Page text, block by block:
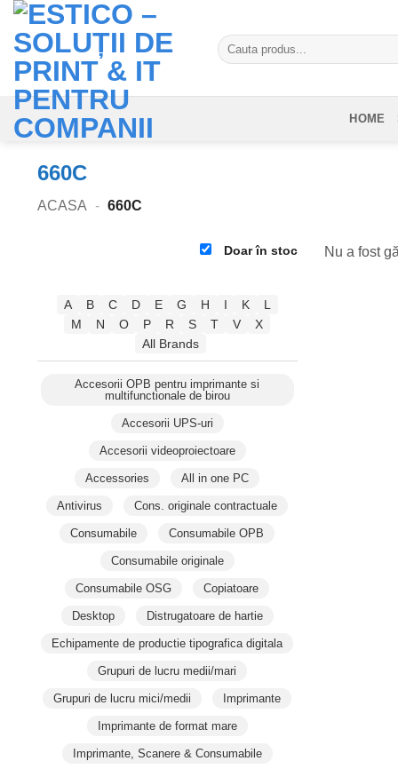
Skip
content
Caută
după:
HOME
660C
ACASA - 660C
Doar în stoc
A B C D E G H I K
L
M
N O P R S T V
X
All Brands
Accesorii OPB pentru imprimante si
multifunctionale de birou
Accesorii UPS-uri
Accesorii videoproiectoare
Accessories All in one PC
Antivirus Cons. originale contractuale
Consumabile Consumabile OPB
Consumabile originale
Consumabile OSG Copiatoare
Desktop Distrugatoare de hartie
Echipamente de productie tipografica digitala
Grupuri de lucru medii/mari
Grupuri de lucru mici/medii Imprimante
Imprimante de format mare
Imprimante, Scanere & Consumabile
Nu a fost